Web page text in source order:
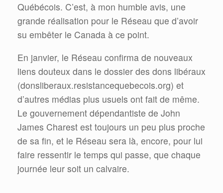
Québécois. C’est, à mon humble avis, une
grande réalisation pour le Réseau que d’avoir
su embêter le Canada à ce point.
En janvier, le Réseau confirma de nouveaux
liens douteux dans le dossier des dons libéraux
(donsliberaux.resistancequebecois.org) et
d’autres médias plus usuels ont fait de même.
Le gouvernement dépendantiste de John
James Charest est toujours un peu plus proche
de sa fin, et le Réseau sera là, encore, pour lui
faire ressentir le temps qui passe, que chaque
journée leur soit un calvaire.